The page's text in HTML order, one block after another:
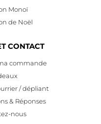
Monoï
de Noël
CONTACT
commande
/ dépliant
& Réponses
nous